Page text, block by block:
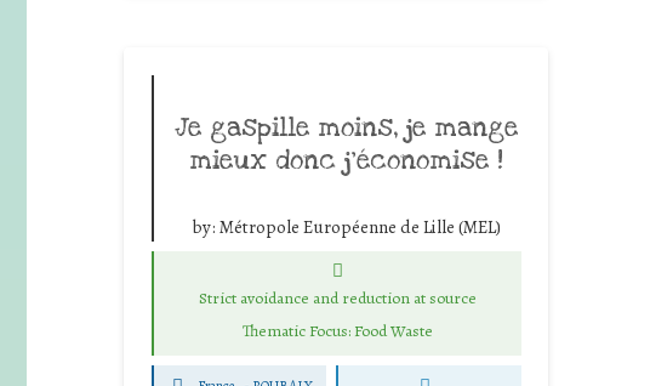
Je gaspille moins, je mange
mieux donc j’économise !
by: Métropole Européenne de Lille (MEL)
Strict avoidance and reduction at source
Thematic Focus: Food Waste